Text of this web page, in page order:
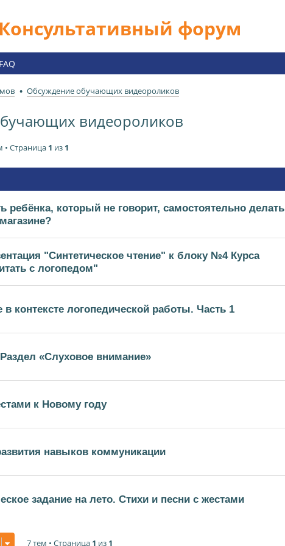
Консультативный форум
FAQ
Обсуждение обучающих видеороликов
видеороликов
• Страница 1 из 1
ребёнка, который не говорит, самостоятельно делать
"Синтетическое чтение" к блоку №4 Курса
с логопедом"
в контексте логопедической работы. Часть 1
«Слуховое внимание»
к Новому году
навыков коммуникации
задание на лето. Стихи и песни с жестами
7 тем • Страница 1 из 1